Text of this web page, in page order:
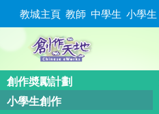
教城主頁 教師 中學生 小學生
創作奬勵計劃
小學生創作